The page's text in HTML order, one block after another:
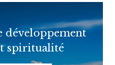
développement
spiritualité